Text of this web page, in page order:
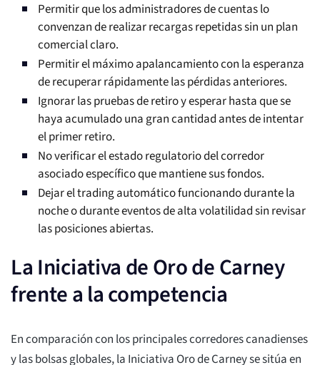
Permitir que los administradores de cuentas lo
convenzan de realizar recargas repetidas sin un plan
comercial claro.
Permitir el máximo apalancamiento con la esperanza
de recuperar rápidamente las pérdidas anteriores.
Ignorar las pruebas de retiro y esperar hasta que se
haya acumulado una gran cantidad antes de intentar
el primer retiro.
No verificar el estado regulatorio del corredor
asociado específico que mantiene sus fondos.
Dejar el trading automático funcionando durante la
noche o durante eventos de alta volatilidad sin revisar
las posiciones abiertas.
La Iniciativa de Oro de Carney
frente a la competencia
En comparación con los principales corredores canadienses
y las bolsas globales, la Iniciativa Oro de Carney se sitúa en